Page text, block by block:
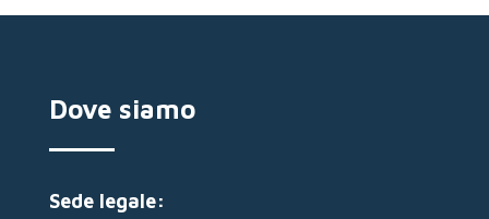
Dove siamo
Sede legale: